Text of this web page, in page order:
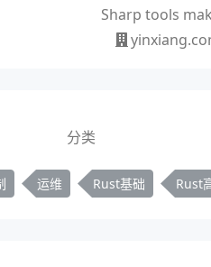
Sharp tools
分类
运维 Rust基础 Rust